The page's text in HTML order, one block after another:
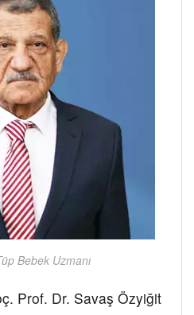
Bebek Uzmanı
Prof. Dr. Savaş Özyiğit